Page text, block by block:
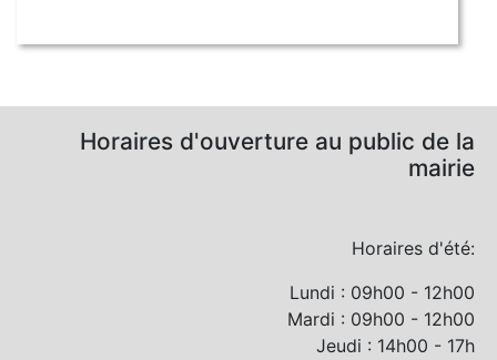
Horaires d'ouverture au public de la
mairie
Horaires d'été:
Lundi : 09h00 - 12h00
Mardi : 09h00 - 12h00
Jeudi : 14h00 - 17h